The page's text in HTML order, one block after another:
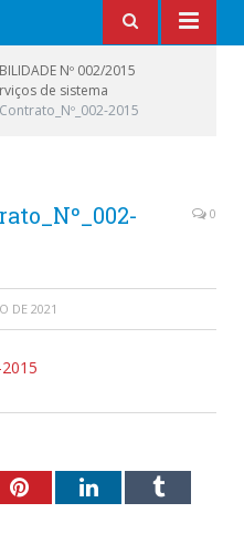
Nº 002/2015
de sistema
2015
0
DE 2021
PinterestLinkedInTumblr